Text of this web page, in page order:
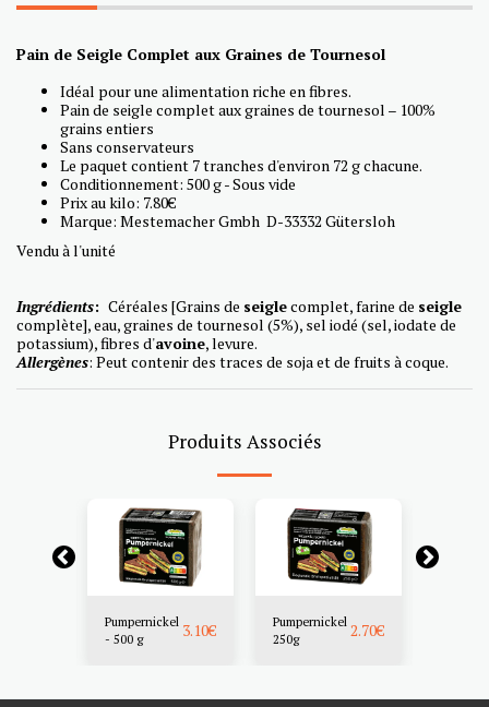
Pain de Seigle Complet aux Graines de Tournesol
Idéal pour une alimentation riche en fibres.
Pain de seigle complet aux graines de tournesol – 100%
grains entiers
Sans conservateurs
Le paquet contient 7 tranches d'environ 72 g chacune.
Conditionnement: 500 g - Sous vide
Prix au kilo: 7.80€
Marque: Mestemacher Gmbh D-33332 Gütersloh
Vendu à l'unité
Ingrédients: Céréales [Grains de seiglecomplet, farine de seigle
complète], eau, graines de tournesol (5%), sel iodé (sel, iodate de
potassium), fibres d'avoine, levure.
Allergènes: Peut contenir des traces de soja et de fruits à coque.
Produits Associés
Pumpernickel
- 500 g
3.10€
Pumpernickel
250g
2.70€